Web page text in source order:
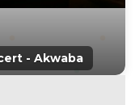
- Akwaba